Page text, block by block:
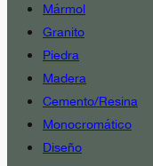
Mármol
Granito
Piedra
Madera
Cemento/Resina
Monocromático
Diseño